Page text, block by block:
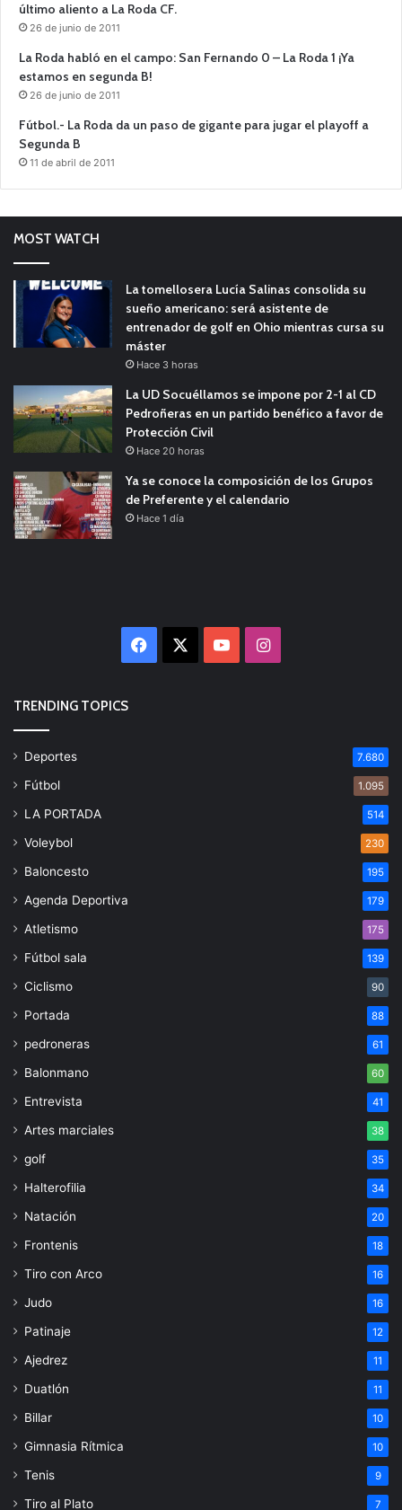
último aliento a La Roda CF.
26 de junio de 2011
La Roda habló en el campo: San Fernando 0 – La Roda 1 ¡Ya
estamos en segunda B!
26 de junio de 2011
Fútbol.- La Roda da un paso de gigante para jugar el playoff a
Segunda B
11 de abril de 2011
MOST WATCH
La tomellosera Lucía Salinas consolida su
sueño americano: será asistente de
entrenador de golf en Ohio mientras cursa su
máster
Hace 3 horas
La UD Socuéllamos se impone por 2-1 al CD
Pedroñeras en un partido benéfico a favor de
Protección Civil
Hace 20 horas
Ya se conoce la composición de los Grupos
de Preferente y el calendario
Hace 1 día
Facebook YouTubeInstagram
TRENDING TOPICS
Deportes 7.680
Fútbol 1.095
LA PORTADA 514
Voleybol 230
Baloncesto 195
Agenda Deportiva 179
Atletismo 175
Fútbol sala 139
Ciclismo 90
Portada 88
pedroneras 61
Balonmano 60
Entrevista 41
Artes marciales 38
golf 35
Halterofilia 34
Natación 20
Frontenis 18
Tiro con Arco 16
Judo 16
Patinaje 12
Ajedrez 11
Duatlón 11
Billar 10
Gimnasia Rítmica 10
Tenis 9
Tiro al Plato 7